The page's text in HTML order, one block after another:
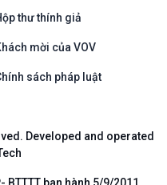
thư thính giả
mời của VOV
sách pháp luật
Developed and operated